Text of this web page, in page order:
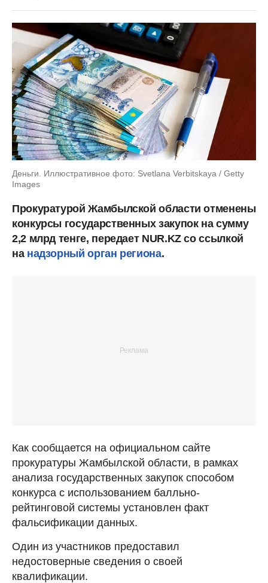
Деньги. Иллюстративное фото: Svetlana Verbitskaya / Getty
Images
Прокуратурой Жамбылской области отменены
конкурсы государственных закупок на сумму
2,2 млрд тенге, передает NUR.KZ со ссылкой
на надзорный орган региона.
Как сообщается на официальном сайте
прокуратуры Жамбылской области, в рамках
анализа государственных закупок способом
конкурса с использованием балльно-
рейтинговой системы установлен факт
фальсификации данных.
Один из участников предоставил
недостоверные сведения о своей
квалификации.